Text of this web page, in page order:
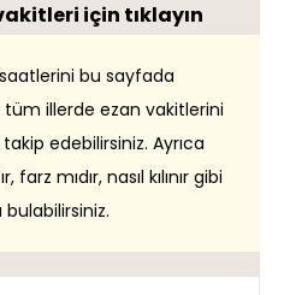
için tıklayın
bu sayfada
tüm illerde ezan vakitlerini
edebilirsiniz. Ayrıca
mıdır, nasıl kılınır gibi
bulabilirsiniz.